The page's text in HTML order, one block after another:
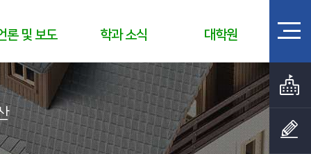
론 및 보도 학과 소식 대학원